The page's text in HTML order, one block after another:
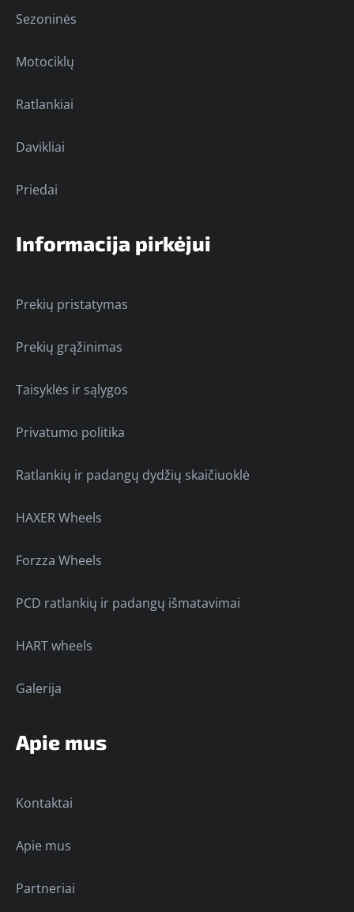
Sezoninės
Motociklų
Ratlankiai
Davikliai
Priedai
Informacija pirkėjui
Prekių pristatymas
Prekių grąžinimas
Taisyklės ir sąlygos
Privatumo politika
Ratlankių ir padangų dydžių skaičiuoklė
HAXER Wheels
Forzza Wheels
PCD ratlankių ir padangų išmatavimai
HART wheels
Galerija
Apie mus
Kontaktai
Apie mus
Partneriai